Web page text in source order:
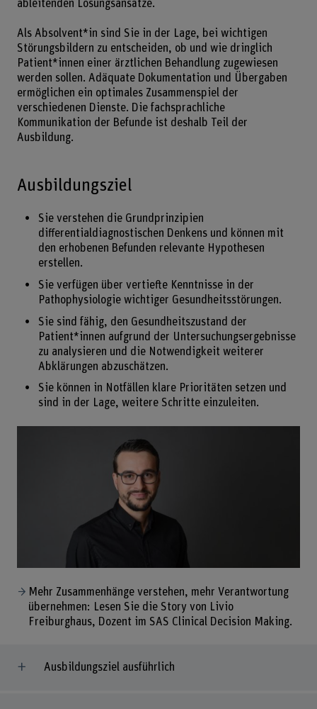
ableitenden Lösungsansätze.
Als Absolvent*in sind Sie in der Lage, bei wichtigen
Störungsbildern zu entscheiden, ob und wie dringlich
Patient*innen einer ärztlichen Behandlung zugewiesen
werden sollen. Adäquate Dokumentation und Übergaben
ermöglichen ein optimales Zusammenspiel der
verschiedenen Dienste. Die fachsprachliche
Kommunikation der Befunde ist deshalb Teil der
Ausbildung.
Ausbildungsziel
Sie verstehen die Grundprinzipien
differentialdiagnostischen Denkens und können mit
den erhobenen Befunden relevante Hypothesen
erstellen.
Sie verfügen über vertiefte Kenntnisse in der
Pathophysiologie wichtiger Gesundheitsstörungen.
Sie sind fähig, den Gesundheitszustand der
Patient*innen aufgrund der Untersuchungsergebnisse
zu analysieren und die Notwendigkeit weiterer
Abklärungen abzuschätzen.
Sie können in Notfällen klare Prioritäten setzen und
sind in der Lage, weitere Schritte einzuleiten.
Mehr Zusammenhänge verstehen, mehr Verantwortung
übernehmen: Lesen Sie die Story von Livio
Freiburghaus, Dozent im SAS Clinical Decision Making.
Ausbildungsziel ausführlich